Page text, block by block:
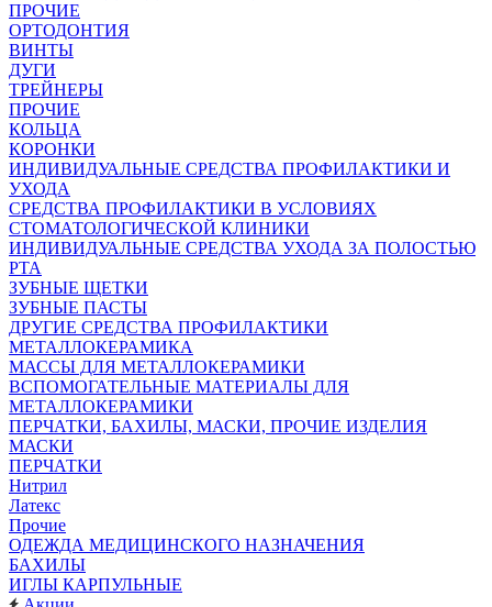
ПРОЧИЕ
ОРТОДОНТИЯ
ВИНТЫ
ДУГИ
ТРЕЙНЕРЫ
ПРОЧИЕ
КОЛЬЦА
КОРОНКИ
ИНДИВИДУАЛЬНЫЕ СРЕДСТВА ПРОФИЛАКТИКИ И
УХОДА
СРЕДСТВА ПРОФИЛАКТИКИ В УСЛОВИЯХ
СТОМАТОЛОГИЧЕСКОЙ КЛИНИКИ
ИНДИВИДУАЛЬНЫЕ СРЕДСТВА УХОДА ЗА ПОЛОСТЬЮ
РТА
ЗУБНЫЕ ЩЕТКИ
ЗУБНЫЕ ПАСТЫ
ДРУГИЕ СРЕДСТВА ПРОФИЛАКТИКИ
МЕТАЛЛОКЕРАМИКА
МАССЫ ДЛЯ МЕТАЛЛОКЕРАМИКИ
ВСПОМОГАТЕЛЬНЫЕ МАТЕРИАЛЫ ДЛЯ
МЕТАЛЛОКЕРАМИКИ
ПЕРЧАТКИ, БАХИЛЫ, МАСКИ, ПРОЧИЕ ИЗДЕЛИЯ
МАСКИ
ПЕРЧАТКИ
Нитрил
Латекс
Прочие
ОДЕЖДА МЕДИЦИНСКОГО НАЗНАЧЕНИЯ
БАХИЛЫ
ИГЛЫ КАРПУЛЬНЫЕ